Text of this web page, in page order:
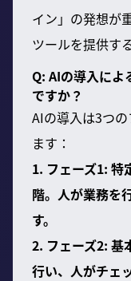
イン」の発想が
ツールを提供す
Q: AIの導入によ
ですか？
AIの導入は3つ
ます：
1. フェーズ1: 特
階。人が業務を
す。
2. フェーズ2: 基
行い、人がチェ